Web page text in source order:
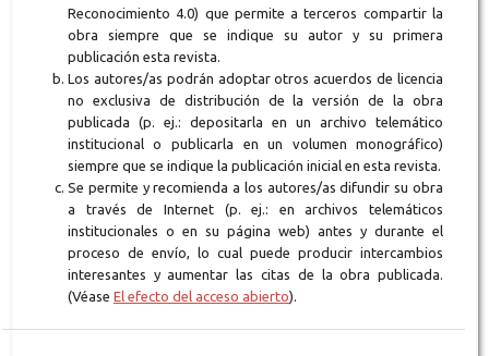
Reconocimiento 4.0) que permite a terceros compartir la
obra siempre que se indique su autor y su primera
publicación esta revista.
Los autores/as podrán adoptar otros acuerdos de licencia
no exclusiva de distribución de la versión de la obra
publicada (p. ej.: depositarla en un archivo telemático
institucional o publicarla en un volumen monográfico)
siempre que se indique la publicación inicial en esta revista.
Se permite y recomienda a los autores/as difundir su obra
a través de Internet (p. ej.: en archivos telemáticos
institucionales o en su página web) antes y durante el
proceso de envío, lo cual puede producir intercambios
interesantes y aumentar las citas de la obra publicada.
(Véase El efecto del acceso abierto).